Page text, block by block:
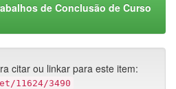
de Conclusão de Curso
citar ou linkar para este item:
11624/3490